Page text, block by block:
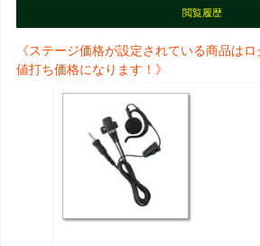
閲覧履歴
《ステージ価格が設定されている商品は
値打ち価格になります！》